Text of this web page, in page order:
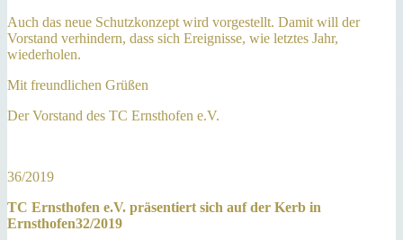
Auch das neue Schutzkonzept wird vorgestellt. Damit will der
Vorstand verhindern, dass sich Ereignisse, wie letztes Jahr,
wiederholen.
Mit freundlichen Grüßen
Der Vorstand des TC Ernsthofen e.V.
36/2019
TC Ernsthofen e.V. präsentiert sich auf der Kerb in
Ernsthofen32/2019